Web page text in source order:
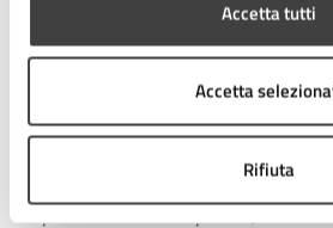
Accetta tutti
Accetta
Rifiuta